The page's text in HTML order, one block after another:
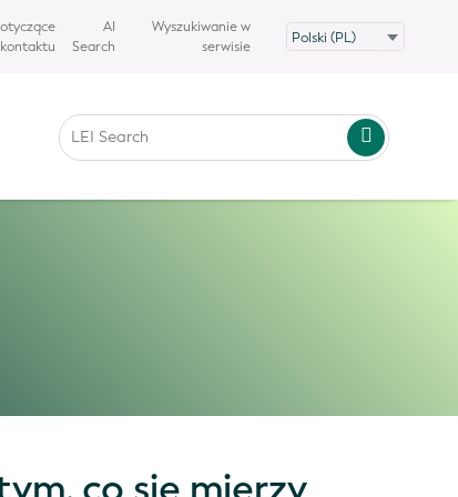
kontaktu
AI
Search
Wyszukiwanie w
serwisie